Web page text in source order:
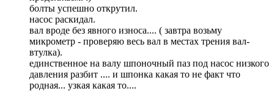
болты успешно открутил.
насос раскидал.
вал вроде без явного износа.... ( завтра возьму
микрометр - проверяю весь вал в местах трения вал-
втулка).
единственное на валу шпоночный паз под насос низкого
давления разбит .... и шпонка какая то не факт что
родная... узкая какая то....